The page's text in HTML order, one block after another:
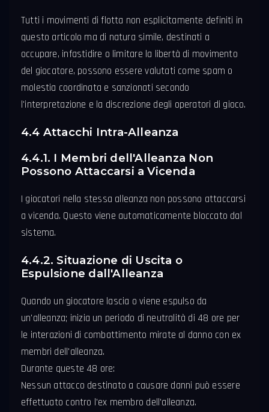
Tutti i movimenti di flotta non esplicitamente definiti in
questo articolo ma di natura simile, destinati a
occupare, infastidire o limitare la libertà di movimento
del giocatore, possono essere valutati come spam o
molestia coordinata e sanzionati secondo
l'interpretazione e la discrezione degli operatori di gioco.
4.4 Attacchi Intra-Alleanza
4.4.1. I Membri dell'Alleanza Non
Possono Attaccarsi a Vicenda
I giocatori nella stessa alleanza non possono attaccarsi
a vicenda. Questo viene automaticamente bloccato dal
sistema.
4.4.2. Situazione di Uscita o
Espulsione dall'Alleanza
Quando un giocatore lascia o viene espulso da
un'alleanza; inizia un periodo di neutralità di 48 ore per
le interazioni di combattimento mirate al danno con ex
membri dell'alleanza.
Durante queste 48 ore:
Nessun attacco destinato a causare danni può essere
effettuato contro l'ex membro dell'alleanza.